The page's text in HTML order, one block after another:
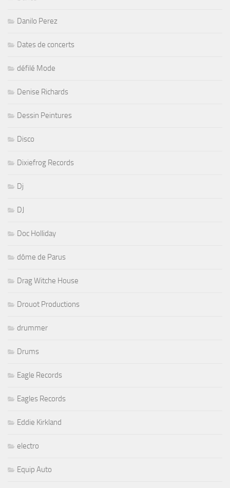
Danilo Perez
Dates de concerts
défilé Mode
Denise Richards
Dessin Peintures
Disco
Dixiefrog Records
Dj
DJ
Doc Holliday
dôme de Parus
Drag Witche House
Drouot Productions
drummer
Drums
Eagle Records
Eagles Records
Eddie Kirkland
electro
Equip Auto